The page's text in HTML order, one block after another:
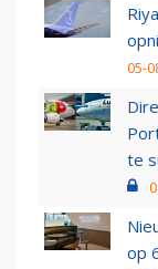
05-
te
op